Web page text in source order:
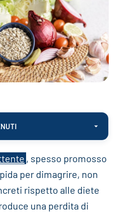
, spesso promosso
per dimagrire, non
rispetto alle diete
una perdita di